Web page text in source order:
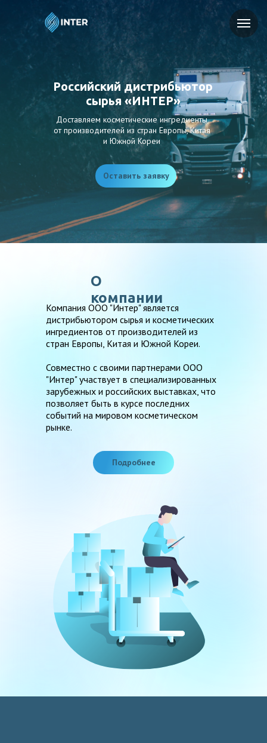
Доставляем косметические ингредиенты
от производителей из стран Европы, Китая
и Южной Кореи
Российский дистрибьютор
сырья «ИНТЕР»
О
компании
Компания ООО "Интер" является
дистрибьютором сырья и косметических
ингредиентов от производителей из
стран Европы, Китая и Южной Кореи.
Совместно с своими партнерами ООО
"Интер" участвует в специализированных
зарубежных и российских выставках, что
позволяет быть в курсе последних
событий на мировом косметическом
рынке.
Оставить заявку
Подробнее